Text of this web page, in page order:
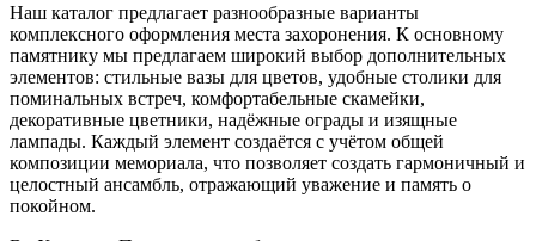
Наш каталог предлагает разнообразные варианты
комплексного оформления места захоронения. К основному
памятнику мы предлагаем широкий выбор дополнительных
элементов: стильные вазы для цветов, удобные столики для
поминальных встреч, комфортабельные скамейки,
декоративные цветники, надёжные ограды и изящные
лампады. Каждый элемент создаётся с учётом общей
композиции мемориала, что позволяет создать гармоничный и
целостный ансамбль, отражающий уважение и память о
покойном.